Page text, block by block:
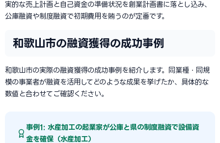
実的な売上計画と自己資金の準備状況を創業計画書に落とし込み、
公庫融資や制度融資で初期費用を賄うのが定番です。
和歌山市の融資獲得の成功事例
和歌山市の実際の融資獲得の成功事例を紹介します。同業種・同規
模の事業者が融資を活用してどのような成果を挙げたか、具体的な
数値と合わせてご確認ください。
事例1: 水産加工の起業家が公庫と県の制度融資で設備資
金を確保（水産加工）